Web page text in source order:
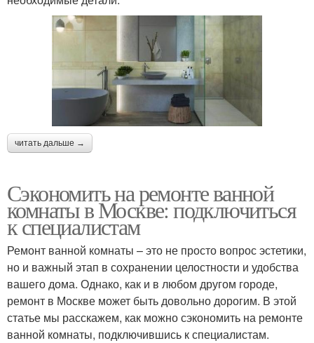
читать дальше →
Сэкономить на ремонте ванной
комнаты в Москве: подключиться
к специалистам
Ремонт ванной комнаты – это не просто вопрос эстетики,
но и важный этап в сохранении целостности и удобства
вашего дома. Однако, как и в любом другом городе,
ремонт в Москве может быть довольно дорогим. В этой
статье мы расскажем, как можно сэкономить на ремонте
ванной комнаты, подключившись к специалистам.